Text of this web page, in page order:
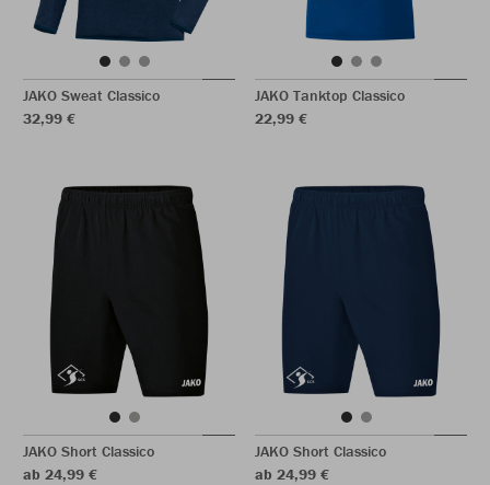
JAKO Sweat Classico
32,99 €
JAKO Tanktop Classico
22,99 €
JAKO Short Classico
ab 24,99 €
JAKO Short Classico
ab 24,99 €